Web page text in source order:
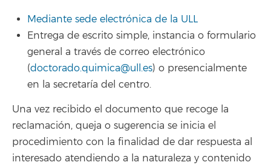
Mediante sede electrónica de la ULL
Entrega de escrito simple, instancia o formulario
general a través de correo electrónico
(doctorado.quimica@ull.es) o presencialmente
en la secretaría del centro.
Una vez recibido el documento que recoge la
reclamación, queja o sugerencia se inicia el
procedimiento con la finalidad de dar respuesta al
interesado atendiendo a la naturaleza y contenido